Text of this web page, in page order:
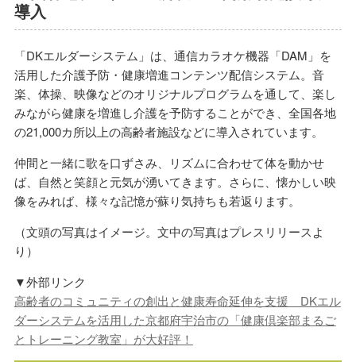
導入
「DKエルダーシステム」は、通信カラオケ機器「DAM」を
活用した介護予防・健康増進コンテンツ配信システム。音
楽、体操、映像などのオリジナルプログラムを通して、楽し
みながら健康を増進し介護を予防することができ、全国各地
の21,000カ所以上の高齢者施設などに導入されています。
仲間と一緒に歌を口ずさみ、リズムに合わせて体を動かせ
ば、自然と笑顔と元気が湧いてきます。さらに、懐かしい映
像をみれば、様々な記憶が蘇り気持ちも若返ります。
（文頭の写真はイメージ。文中の写真はプレスリリースよ
り）
▼外部リンク
高齢者のコミュニティの創出と健康寿命延伸を支援 DKエル
ダーシステムを活用した京都府宇治市の「健康倶楽部まるご
とトレーニング教室」が大好評！